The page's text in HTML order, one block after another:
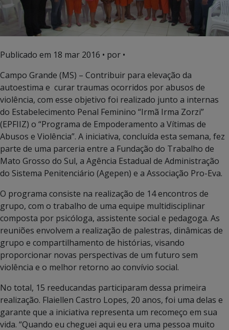
Publicado em 18 mar 2016 • por •
Campo Grande (MS) – Contribuir para elevação da
autoestima e curar traumas ocorridos por abusos de
violência, com esse objetivo foi realizado junto a internas
do Estabelecimento Penal Feminino “Irmã Irma Zorzi”
(EPFIIZ) o “Programa de Empoderamento a Vítimas de
Abusos e Violência”. A iniciativa, concluída esta semana, fez
parte de uma parceria entre a Fundação do Trabalho de
Mato Grosso do Sul, a Agência Estadual de Administração
do Sistema Penitenciário (Agepen) e a Associação Pro-Eva.
O programa consiste na realização de 14 encontros de
grupo, com o trabalho de uma equipe multidisciplinar
composta por psicóloga, assistente social e pedagoga. As
reuniões envolvem a realização de palestras, dinâmicas de
grupo e compartilhamento de histórias, visando
proporcionar novas perspectivas de um futuro sem
violência e o melhor retorno ao convívio social.
No total, 15 reeducandas participaram dessa primeira
realização. Flaiellen Castro Lopes, 20 anos, foi uma delas e
garante que a iniciativa representa um recomeço em sua
vida. “Quando eu cheguei aqui eu era uma pessoa muito